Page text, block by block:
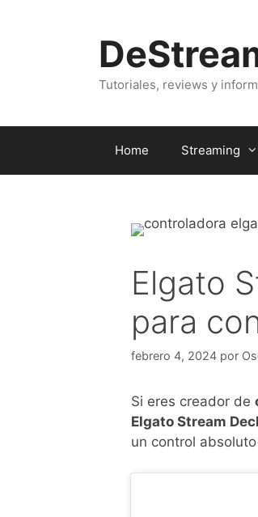
Tutoriales, reviews y
Home Streaming
Elgato
para
febrero 4, 2024 por
Si eres creador de
Elgato Stream
un control